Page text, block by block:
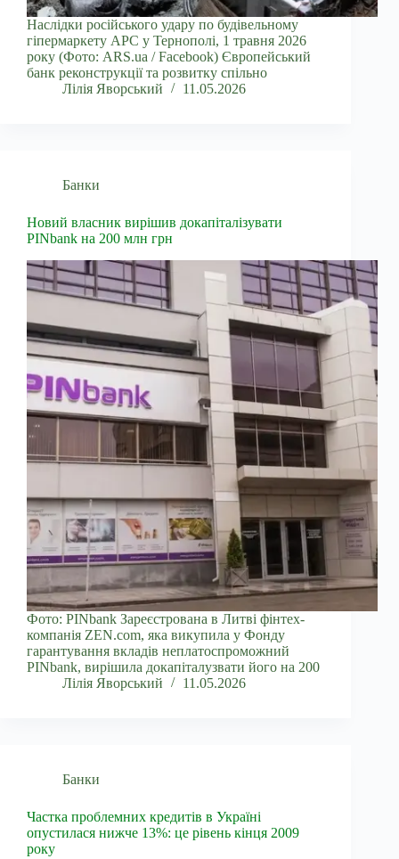
Наслідки російського удару по будівельному
гіпермаркету АРС у Тернополі, 1 травня 2026
року (Фото: ARS.ua / Facebook) Європейський
банк реконструкції та розвитку спільно
Лілія Яворський
11.05.2026
Банки
Новий власник вирішив докапіталізувати
PINbank на 200 млн грн
Фото: PINbank Зареєстрована в Литві фінтех-
компанія ZEN.com, яка викупила у Фонду
гарантування вкладів неплатоспроможний
PINbank, вирішила докапіталузвати його на 200
Лілія Яворський
11.05.2026
Банки
Частка проблемних кредитів в Україні
опустилася нижче 13%: це рівень кінця 2009
року